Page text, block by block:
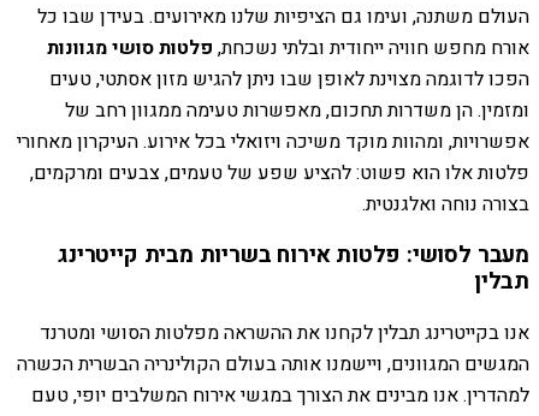
העולם משתנה, ועימו גם הציפיות שלנו מאירועים. בעידן שבו כל
אורח מחפש חוויה ייחודית ובלתי נשכחת, פלטות סושי מגוונות
הפכו לדוגמה מצוינת לאופן שבו ניתן להגיש מזון אסתטי, טעים
ומזמין. הן משדרות תחכום, מאפשרות טעימה ממגוון רחב של
אפשרויות, ומהוות מוקד משיכה ויזואלי בכל אירוע. העיקרון מאחורי
פלטות אלו הוא פשוט: להציע שפע של טעמים, צבעים ומרקמים,
בצורה נוחה ואלגנטית.
מעבר לסושי: פלטות אירוח בשריות מבית קייטרינג
תבלין
אנו בקייטרינג תבלין לקחנו את ההשראה מפלטות הסושי ומטרנד
המגשים המגוונים, ויישמנו אותה בעולם הקולינריה הבשרית הכשרה
למהדרין. אנו מבינים את הצורך במגשי אירוח המשלבים יופי, טעם